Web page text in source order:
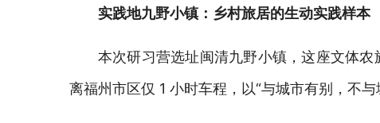
实践地九野小镇：乡村旅居的生动实践样本
本次研习营选址闽清九野小镇，这座文体农
离福州市区仅 1 小时车程，以“与城市有别，不与